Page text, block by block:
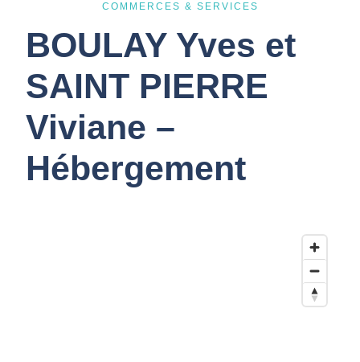
COMMERCES & SERVICES
BOULAY Yves et
SAINT PIERRE
Viviane –
Hébergement